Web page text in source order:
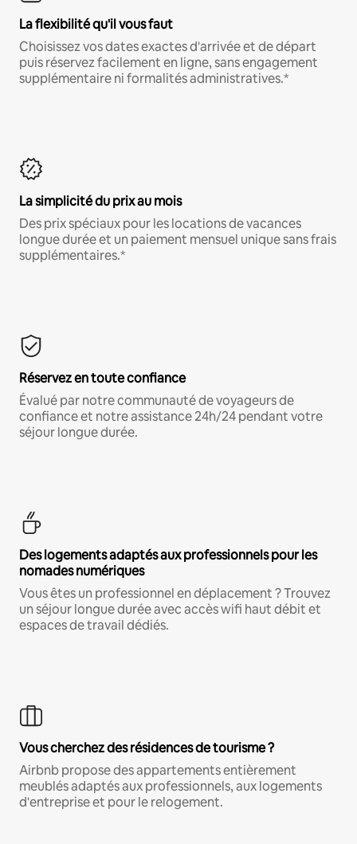
La flexibilité qu'il vous faut
Choisissez vos dates exactes d'arrivée et de départ
puis réservez facilement en ligne, sans engagement
supplémentaire ni formalités administratives.*
La simplicité du prix au mois
Des prix spéciaux pour les locations de vacances
longue durée et un paiement mensuel unique sans frais
supplémentaires.*
Réservez en toute confiance
Évalué par notre communauté de voyageurs de
confiance et notre assistance 24h/24 pendant votre
séjour longue durée.
Des logements adaptés aux professionnels pour les
nomades numériques
Vous êtes un professionnel en déplacement ? Trouvez
un séjour longue durée avec accès wifi haut débit et
espaces de travail dédiés.
Vous cherchez des résidences de tourisme ?
Airbnb propose des appartements entièrement
meublés adaptés aux professionnels, aux logements
d'entreprise et pour le relogement.